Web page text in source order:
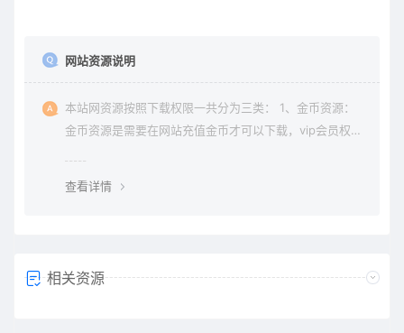
网站资源说明
本站网资源按照下载权限一共分为三类： 1、金币资源：
金币资源是需要在网站充值金币才可以下载，vip会员权限
查看详情
相关资源